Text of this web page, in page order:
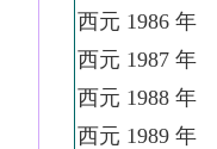
西元 1986 年
西元 1987 年
西元 1988 年
西元 1989 年